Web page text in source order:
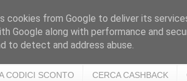
CODICI SCONTO CERCA CASHBACK
cookies from Google to deliver its
Google along with performance and
to detect and address abuse.